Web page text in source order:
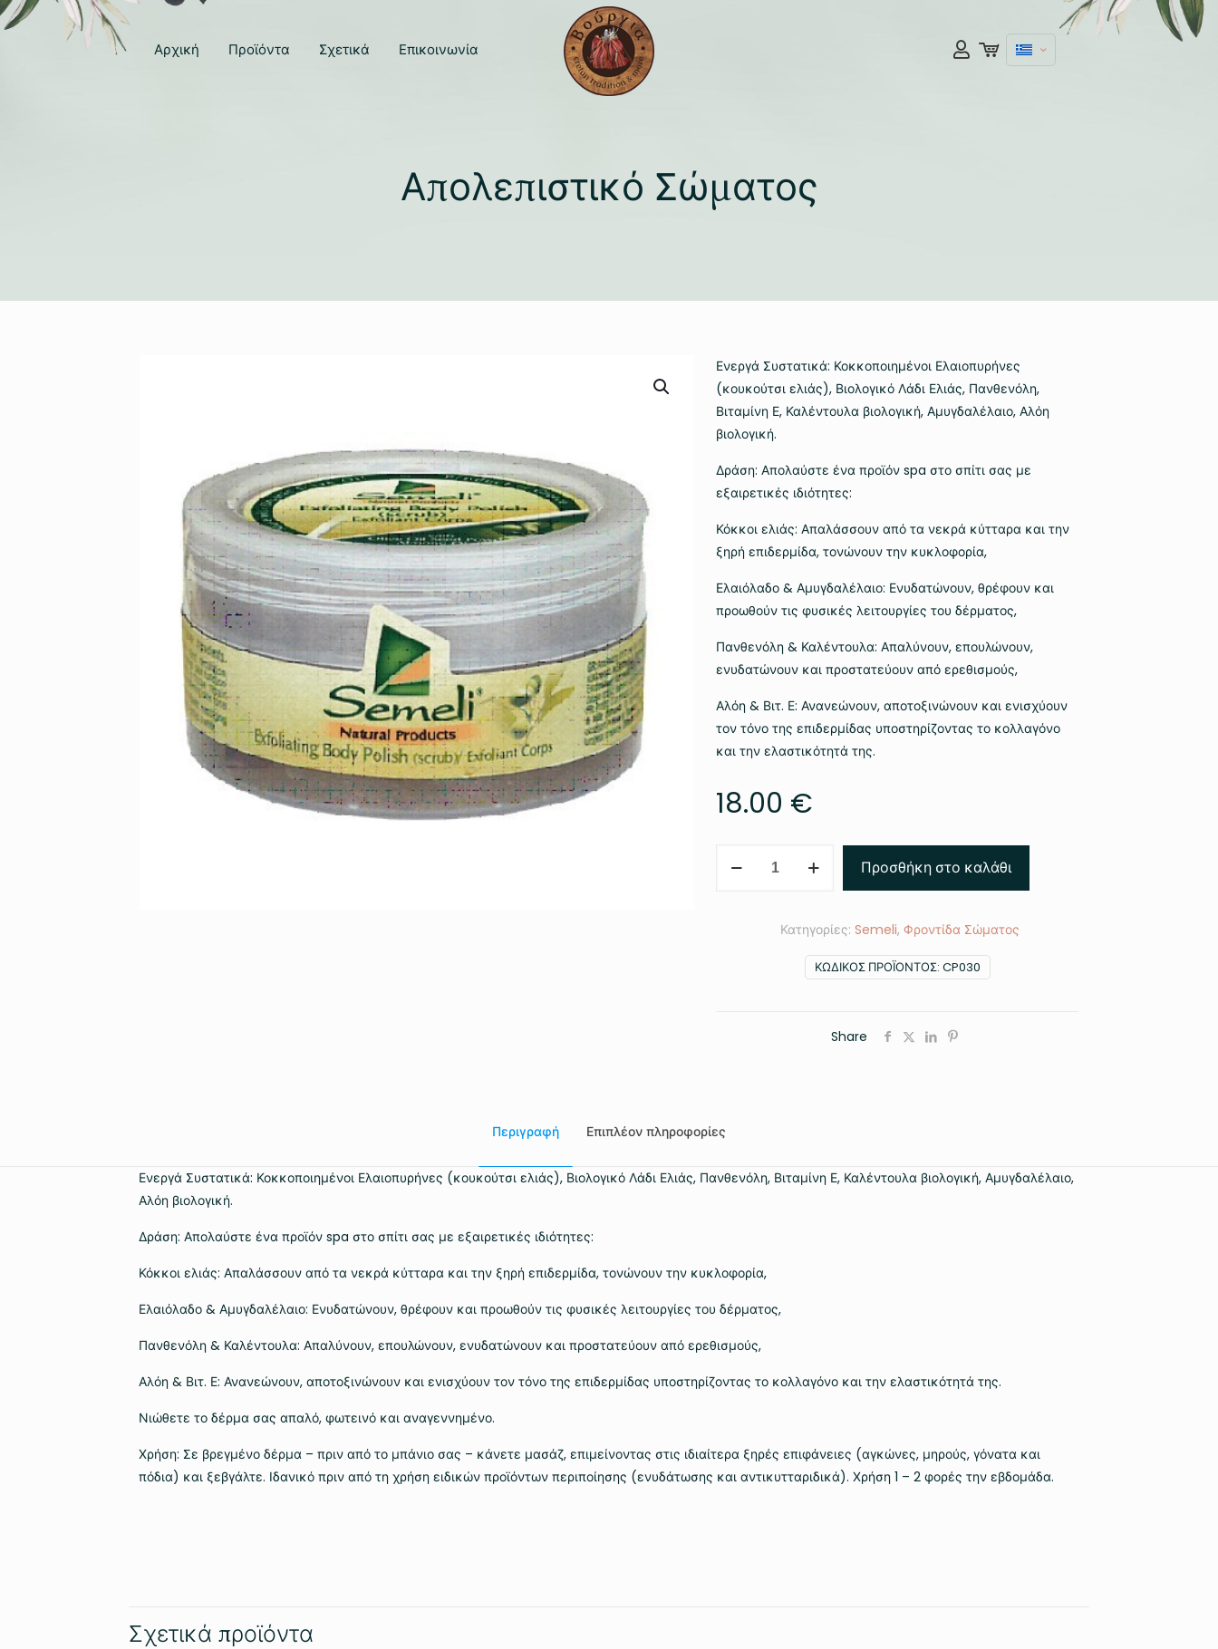
Αρχική Προϊόντα Σχετικά Επικοινωνία
Απολεπιστικό Σώματος
Ενεργά Συστατικά: Κοκκοποιημένοι Ελαιοπυρήνες
(κουκούτσι ελιάς), Βιολογικό Λάδι Ελιάς, Πανθενόλη,
Βιταμίνη Ε, Καλέντουλα βιολογική, Αμυγδαλέλαιο, Αλόη
βιολογική.
Δράση: Απολαύστε ένα προϊόν spa στο σπίτι σας με
εξαιρετικές ιδιότητες:
Κόκκοι ελιάς: Απαλάσσουν από τα νεκρά κύτταρα και την
ξηρή επιδερμίδα, τονώνουν την κυκλοφορία,
Ελαιόλαδο & Αμυγδαλέλαιο: Ενυδατώνουν, θρέφουν και
προωθούν τις φυσικές λειτουργίες του δέρματος,
Πανθενόλη & Καλέντουλα: Απαλύνουν, επουλώνουν,
ενυδατώνουν και προστατεύουν από ερεθισμούς,
Αλόη & Βιτ. Ε: Ανανεώνουν, αποτοξινώνουν και ενισχύουν
τον τόνο της επιδερμίδας υποστηρίζοντας το κολλαγόνο
και την ελαστικότητά της.
18.00 €
Προσθήκη στο καλάθι
ΚΩΔΙΚΌΣ ΠΡΟΪΌΝΤΟΣ: CP030
Κατηγορίες: Semeli, Φροντίδα Σώματος
Share
Περιγραφή Επιπλέον πληροφορίες
Ενεργά Συστατικά: Κοκκοποιημένοι Ελαιοπυρήνες (κουκούτσι ελιάς), Βιολογικό Λάδι Ελιάς, Πανθενόλη, Βιταμίνη Ε, Καλέντουλα βιολογική, Αμυγδαλέλαιο,
Αλόη βιολογική.
Δράση: Απολαύστε ένα προϊόν spa στο σπίτι σας με εξαιρετικές ιδιότητες:
Κόκκοι ελιάς: Απαλάσσουν από τα νεκρά κύτταρα και την ξηρή επιδερμίδα, τονώνουν την κυκλοφορία,
Ελαιόλαδο & Αμυγδαλέλαιο: Ενυδατώνουν, θρέφουν και προωθούν τις φυσικές λειτουργίες του δέρματος,
Πανθενόλη & Καλέντουλα: Απαλύνουν, επουλώνουν, ενυδατώνουν και προστατεύουν από ερεθισμούς,
Αλόη & Βιτ. Ε: Ανανεώνουν, αποτοξινώνουν και ενισχύουν τον τόνο της επιδερμίδας υποστηρίζοντας το κολλαγόνο και την ελαστικότητά της.
Νιώθετε το δέρμα σας απαλό, φωτεινό και αναγεννημένο.
Χρήση: Σε βρεγμένο δέρμα – πριν από το μπάνιο σας – κάνετε μασάζ, επιμείνοντας στις ιδιαίτερα ξηρές επιφάνειες (αγκώνες, μηρούς, γόνατα και
πόδια) και ξεβγάλτε. Ιδανικό πριν από τη χρήση ειδικών προϊόντων περιποίησης (ενυδάτωσης και αντικυτταριδικά). Χρήση 1 – 2 φορές την εβδομάδα.
Σχετικά προϊόντα